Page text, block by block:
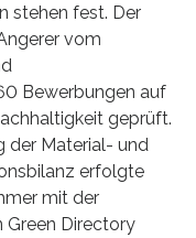
stehen fest. Der
vom
Bewerbungen auf
geprüft.
der Material- und
erfolgte
mit der
Green Directory